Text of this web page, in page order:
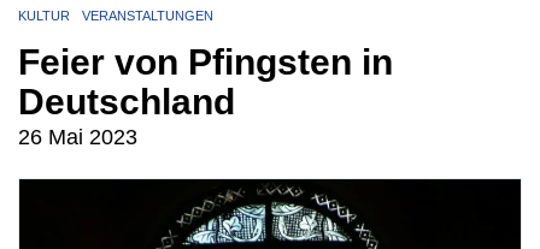
KULTUR VERANSTALTUNGEN
Feier von Pfingsten in
Deutschland
26 Mai 2023